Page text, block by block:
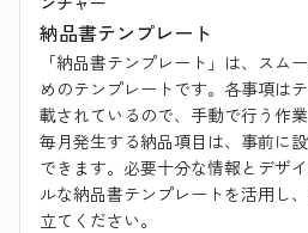
納品書テンプレート
「納品書テンプレート」は、スム
めのテンプレートです。各事項は
載されているので、手動で行う作
毎月発生する納品項目は、事前に
できます。必要十分な情報とデザ
ルな納品書テンプレートを活用し
立てください。